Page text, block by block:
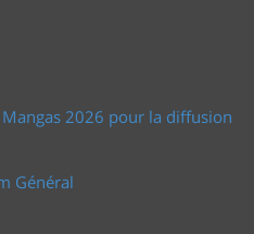
2026 pour la diffusion
Général